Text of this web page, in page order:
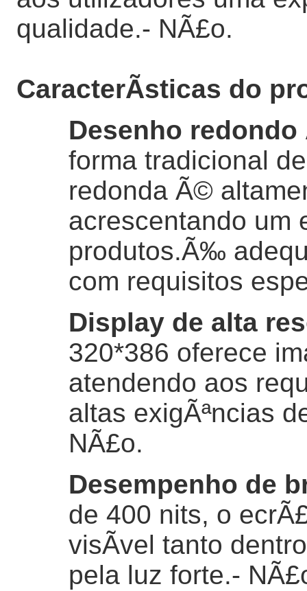
qualidade.- NÃ£o.
CaracterÃ­sticas do
Desenho redondo
forma tradicional
redonda Ã©
acrescentando um
produtos.Ã‰
com requisitos
Display de alta
320*386 oferece
atendendo aos
altas exigÃªncias
NÃ£o.
Desempenho de
de 400 nits, o
visÃ­vel tanto
pela luz forte.-